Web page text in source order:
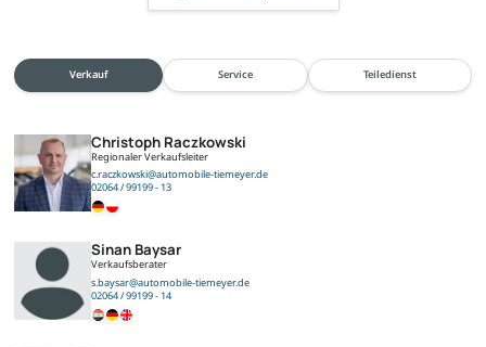
Verkauf Service Teiledienst
Christoph Raczkowski
Regionaler Verkaufsleiter
c.raczkowski@automobile-tiemeyer.de
02064 / 99199 - 13
Sinan Baysar
Verkaufsberater
s.baysar@automobile-tiemeyer.de
02064 / 99199 - 14